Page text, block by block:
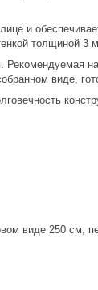
и
толщиной 3
виде,
виде 250 см,